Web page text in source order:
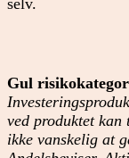
selv.
Gul
ved produktet
ikke vanskelig at